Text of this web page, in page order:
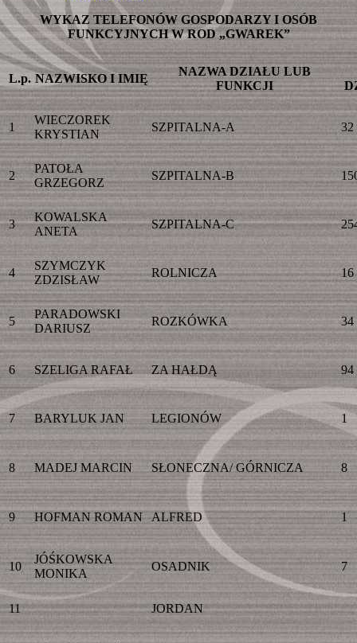
WYKAZ TELEFONÓW GOSPODARZY I OSÓB
FUNKCYJNYCH W ROD „GWAREK”
L.p. NAZWISKO I IMIĘ
NAZWA DZIAŁU LUB
FUNKCJI
1
WIECZOREK
KRYSTIAN
SZPITALNA-A 32
2
PATOŁA
GRZEGORZ
SZPITALNA-B
3
KOWALSKA
ANETA
SZPITALNA-C
4
SZYMCZYK
ZDZISŁAW
ROLNICZA 16
5
PARADOWSKI
DARIUSZ
ROZKÓWKA 34
6 SZELIGA RAFAŁ ZA HAŁDĄ 94
7 BARYLUK JAN LEGIONÓW 1
8 MADEJ MARCIN SŁONECZNA/ GÓRNICZA 8
9 HOFMAN ROMAN ALFRED 1
10
JÓŚKOWSKA
MONIKA
OSADNIK 7
11 JORDAN